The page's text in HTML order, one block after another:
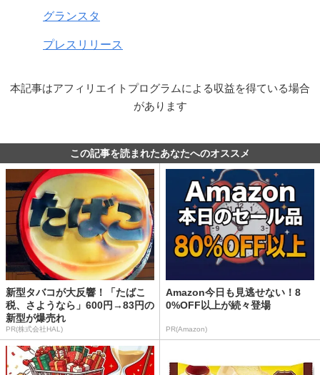
グランスタ
プレスリリース
本記事はアフィリエイトプログラムによる収益を得ている場合
があります
この記事を読まれたあなたへのオススメ
新型タバコが大反響！「たばこ
税、さようなら」600円→83円の
新型が爆売れ
PR(株式会社HAL)
Amazon今日も見逃せない！8
0%OFF以上が続々登場
PR(Amazon)